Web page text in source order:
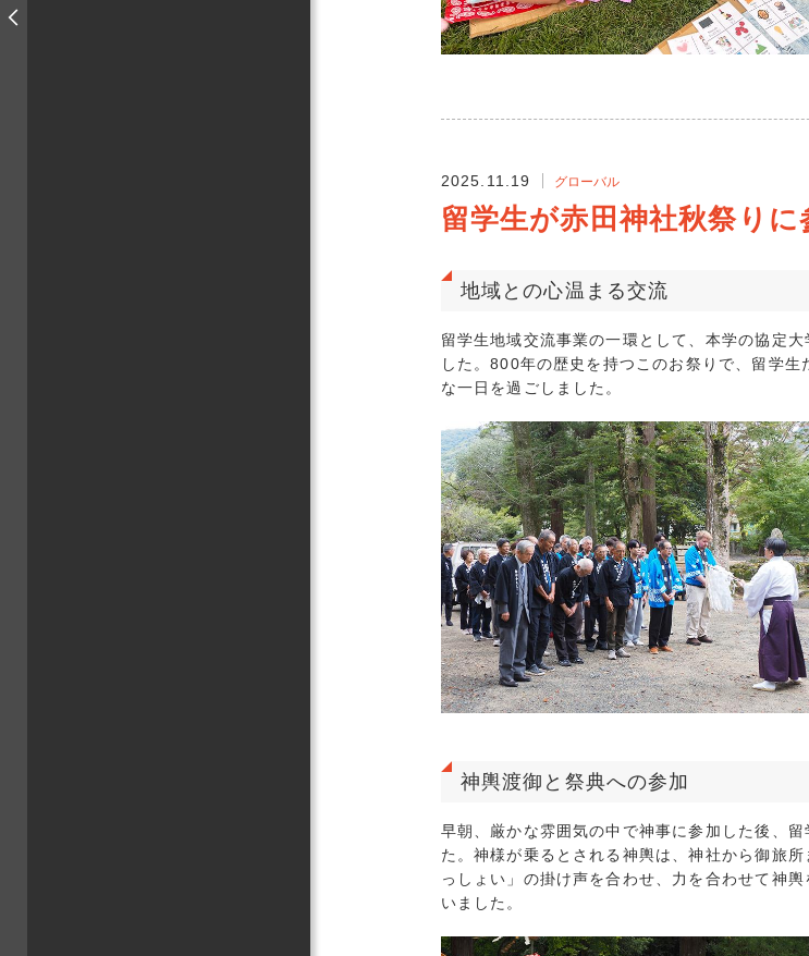
2025.11.19 グローバル
留学生が赤田神社秋祭りに
地域との心温まる交流
留学生地域交流事業の一環として、本学の協定
した。800年の歴史を持つこのお祭りで、留学
な一日を過ごしました。
神輿渡御と祭典への参加
早朝、厳かな雰囲気の中で神事に参加した後、
た。神様が乗るとされる神輿は、神社から御旅
っしょい」の掛け声を合わせ、力を合わせて神
いました。